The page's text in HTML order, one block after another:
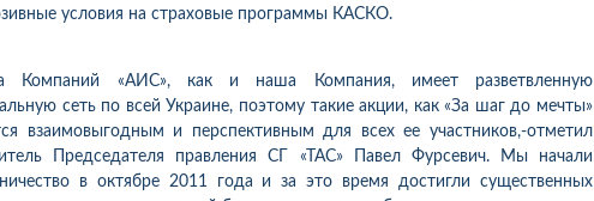
1 10 06.08.2026 09:34
в цій компанії
Оцінка: 10 10 05.08.2026 19:00
Оформлював сьогодні
условия на страховые программы КАСКО.
Компаний «АИС», как и наша Компания, имеет разветвленную
сеть по всей Украине, поэтому такие акции, как «За шаг до мечты»
взаимовыгодным и перспективным для всех ее участников,-отметил
Председателя правления СГ «ТАС» Павел Фурсевич. Мы начали
в октябре 2011 года и за это время достигли существенных